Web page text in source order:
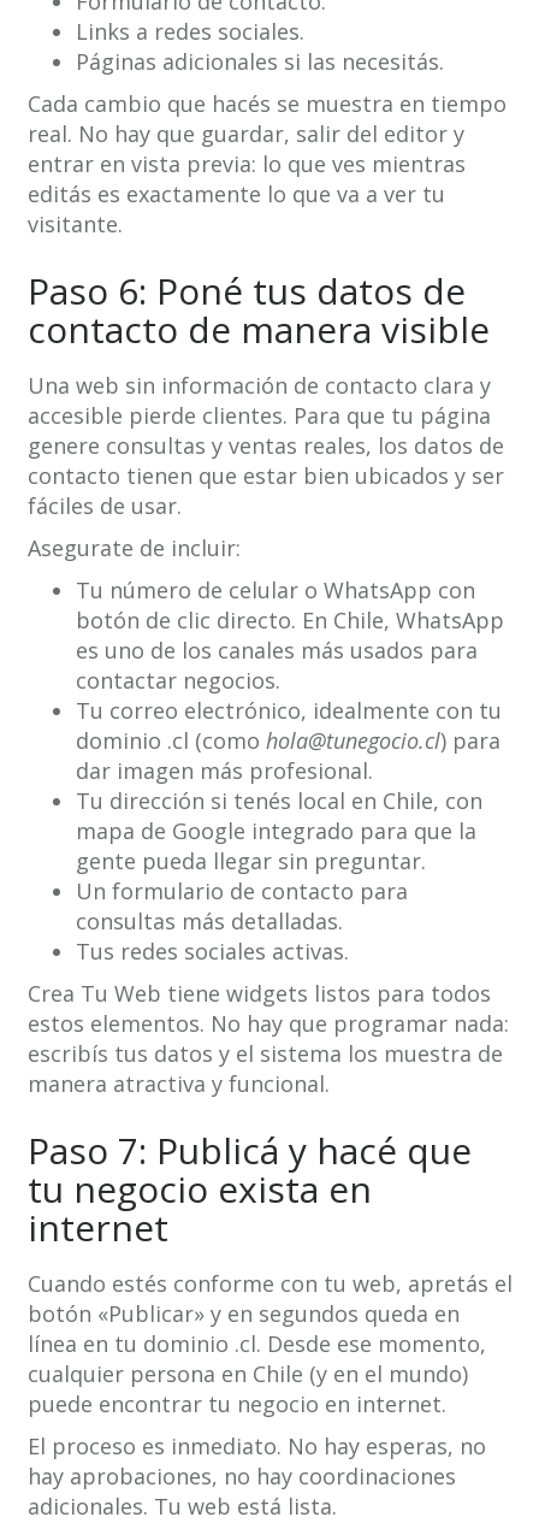
Links a redes sociales.
Páginas adicionales si las necesitás.
Cada cambio que hacés se muestra en tiempo
real. No hay que guardar, salir del editor y
entrar en vista previa: lo que ves mientras
editás es exactamente lo que va a ver tu
visitante.
Paso 6: Poné tus datos de
contacto de manera visible
Una web sin información de contacto clara y
accesible pierde clientes. Para que tu página
genere consultas y ventas reales, los datos de
contacto tienen que estar bien ubicados y ser
fáciles de usar.
Asegurate de incluir:
Tu número de celular o WhatsApp con
botón de clic directo. En Chile, WhatsApp
es uno de los canales más usados para
contactar negocios.
Tu correo electrónico, idealmente con tu
dominio .cl (como hola@tunegocio.cl) para
dar imagen más profesional.
Tu dirección si tenés local en Chile, con
mapa de Google integrado para que la
gente pueda llegar sin preguntar.
Un formulario de contacto para
consultas más detalladas.
Tus redes sociales activas.
Crea Tu Web tiene widgets listos para todos
estos elementos. No hay que programar nada:
escribís tus datos y el sistema los muestra de
manera atractiva y funcional.
Paso 7: Publicá y hacé que
tu negocio exista en
internet
Cuando estés conforme con tu web, apretás el
botón «Publicar» y en segundos queda en
línea en tu dominio .cl. Desde ese momento,
cualquier persona en Chile (y en el mundo)
puede encontrar tu negocio en internet.
El proceso es inmediato. No hay esperas, no
hay aprobaciones, no hay coordinaciones
adicionales. Tu web está lista.